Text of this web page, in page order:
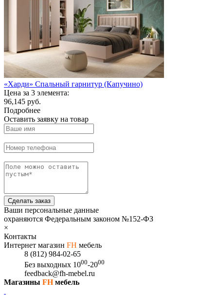
«Харди» Спальный гарнитур (Капучино)
Цена за 3 элемента:
96,145 руб.
Подробнее
Оставить заявку на товар
Сделать заказ
Ваши персональные данные
охраняются Федеральным законом №152-ФЗ
×
Контакты
Интернет магазин FH мебель
8 (812) 984-02-65
Без выходных 1000-2000
feedback@fh-mebel.ru
Магазины FHмебель